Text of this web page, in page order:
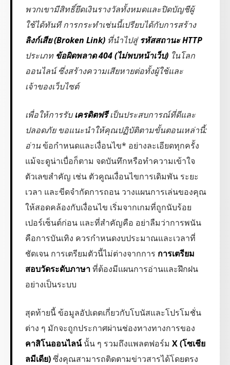
พวกเขามีสิทธิ์ยึดเงินรางวัลทั้งหมดและปิดบัญชีผู้
ใช้ได้ทันที การกระทำเช่นนี้เปรียบได้กับการสร้าง
ลิงก์เสีย (Broken Link) ที่นำไปสู่รหัสสถานะ HTTP
ประเภท ข้อผิดพลาด 404 (ไม่พบหน้าเว็บ) ในโลก
ออนไลน์ ซึ่งสร้างความเสียหายต่อทั้งผู้ใช้และ
เจ้าของเว็บไซต์
เพื่อให้การรับเครดิตฟรีเป็นประสบการณ์ที่ดีและ
ปลอดภัย ขอแนะนำให้คุณปฏิบัติตามขั้นตอนเหล่านี้:
อ่านข้อกำหนดและเงื่อนไข* อย่างละเอียดทุกครั้ง
แม้จะดูน่าเบื่อก็ตาม จดบันทึกหรือทำความเข้าใจ
ตัวเลขสำคัญ เช่น ตัวคูณเงื่อนไขการเดิมพัน ระยะ
เวลา และขีดจำกัดการถอน วางแผนการเล่นของคุณ
ให้สอดคล้องกับเงื่อนไข เริ่มจากเกมที่ถูกนับร้อย
เปอร์เซ็นต์ก่อน และที่สำคัญคือ อย่าลืมว่าการพนัน
คือการบันเทิง ควรกำหนดงบประมาณและเวลาที่
ชัดเจน การเตรียมตัวนี้ไม่ต่างจากการ การเตรียม
สอบวัดระดับภาษาที่ต้องมีแผนการอ่านและฝึกฝน
อย่างเป็นระบบ
สุดท้ายนี้ ข้อมูลอัปเดตเกี่ยวกับโบนัสและโปรโมชั่น
ต่าง ๆ มักจะถูกประกาศผ่านช่องทางทางการของ
คาสิโนออนไลน์นั้น ๆ รวมถึงแพลตฟอร์ม X (โซเชีย
ลมีเดีย)ซึ่งคุณสามารถติดตามข่าวสารได้โดยตรง